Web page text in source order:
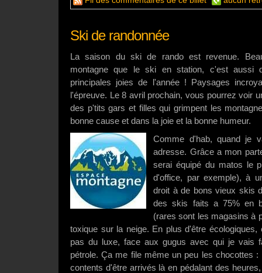
Ski de randonnée
La saison du ski de rando est revenue.
montagne que le ski en station, c'est aussi
principales joies de l'année ! Paysages
l'épreuve. Le 8 avril prochain, vous pourrez voir
des p'tits gars et filles qui grimpent les
bonne cause et dans la joie et la bonne humeur.
Comme d'hab, quand je
adresse. Grâce a mon
serai équipé du matos le
d'office, par exemple), à
droit à de bons vieux skis
des skis faits a 75% en
(rares sont les magasins à
toxique sur la neige. En plus d'être
pas du luxe, face aux gugus avec qui je vais
pétrole. Ça me file même un peu les chocottes
contents d'être arrivés là en pédalant des